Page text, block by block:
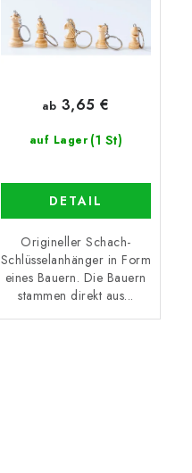
auf Lager (1 St)
ab 3,65 €
DETAIL
Origineller Schach-
Schlüsselanhänger in Form
eines Bauern. Die Bauern
stammen direkt aus...